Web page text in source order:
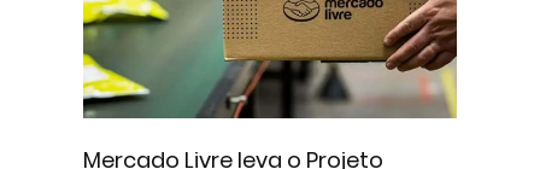
Mercado Livre leva o Projeto